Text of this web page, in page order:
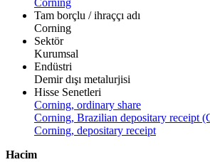
Corning
Tam borçlu / ihraççı adı
Corning
Sektör
Kurumsal
Endüstri
Demir dışı metalurjisi
Hisse Senetleri
Corning, ordinary share
Corning, Brazilian depositary receipt
Corning, depositary receipt
Hacim